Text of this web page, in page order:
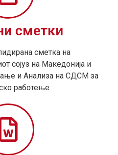
сметки
сметка на
сојуз на Македонија и
и Анализа на СДСМ за
работење